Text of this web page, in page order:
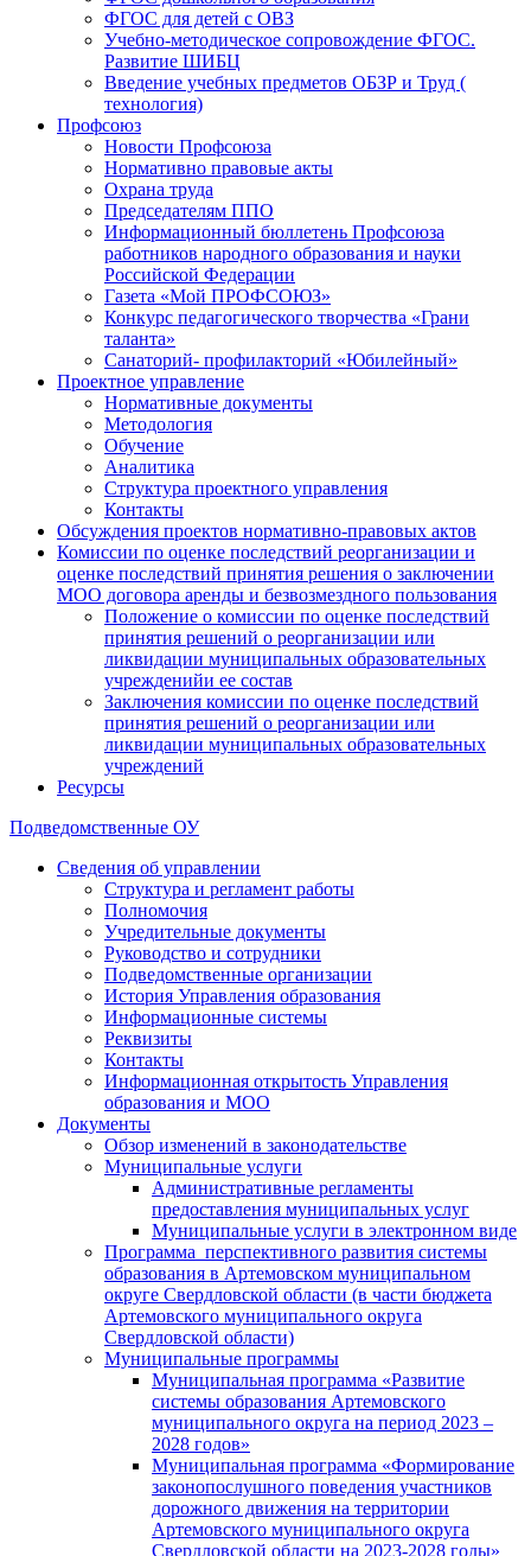
ФГОС для детей с ОВЗ
Учебно-методическое сопровождение ФГОС.
Развитие ШИБЦ
Введение учебных предметов ОБЗР и Труд (
технология)
Профсоюз
Новости Профсоюза
Нормативно правовые акты
Охрана труда
Председателям ППО
Информационный бюллетень Профсоюза
работников народного образования и науки
Российской Федерации
Газета «Мой ПРОФСОЮЗ»
Конкурс педагогического творчества «Грани
таланта»
Санаторий- профилакторий «Юбилейный»
Проектное управление
Нормативные документы
Методология
Обучение
Аналитика
Структура проектного управления
Контакты
Обсуждения проектов нормативно-правовых актов
Комиссии по оценке последствий реорганизации и
оценке последствий принятия решения о заключении
МОО договора аренды и безвозмездного пользования
Положение о комиссии по оценке последствий
принятия решений о реорганизации или
ликвидации муниципальных образовательных
учрежденийи ее состав
Заключения комиссии по оценке последствий
принятия решений о реорганизации или
ликвидации муниципальных образовательных
учреждений
Ресурсы
Подведомственные ОУ
Сведения об управлении
Структура и регламент работы
Полномочия
Учредительные документы
Руководство и сотрудники
Подведомственные организации
История Управления образования
Информационные системы
Реквизиты
Контакты
Информационная открытость Управления
образования и МОО
Документы
Обзор изменений в законодательстве
Муниципальные услуги
Административные регламенты
предоставления муниципальных услуг
Муниципальные услуги в электронном виде
Программа перспективного развития системы
образования в Артемовском муниципальном
округе Свердловской области (в части бюджета
Артемовского муниципального округа
Свердловской области)
Муниципальные программы
Муниципальная программа «Развитие
системы образования Артемовского
муниципального округа на период 2023 –
2028 годов»
Муниципальная программа «Формирование
законопослушного поведения участников
дорожного движения на территории
Артемовского муниципального округа
Свердловской области на 2023-2028 годы»